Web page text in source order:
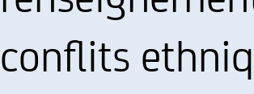
conflits